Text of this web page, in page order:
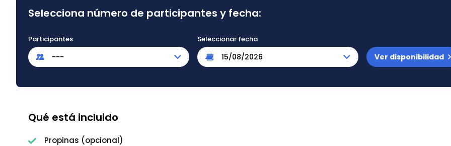
Selecciona número de participantes y fecha:
Participantes
---
Seleccionar fecha
Ver disponibilidad
Qué está incluido
Propinas (opcional)